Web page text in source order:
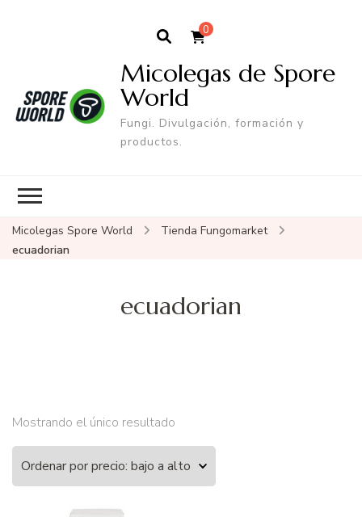
0
Micolegas de Spore
World
Fungi. Divulgación, formación y
productos.
Micolegas Spore World
Tienda Fungomarket
ecuadorian
ecuadorian
Mostrando el único resultado